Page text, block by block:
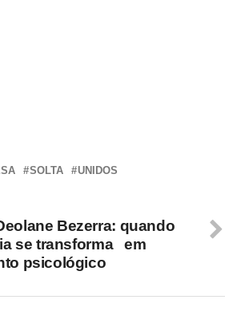
SOLTA UNIDOS
Bezerra: quando
se transforma em
psicológico